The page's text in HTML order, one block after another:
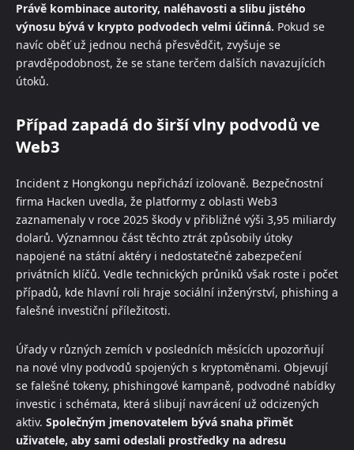
Právě kombinace autority, naléhavosti a slibu jistého
výnosu bývá v krypto podvodech velmi účinná. Pokud se
navíc oběť už jednou nechá přesvědčit, zvyšuje se
pravděpodobnost, že se stane terčem dalších navazujících
útoků.
Případ zapadá do širší vlny podvodů ve
Web3
Incident z Hongkongu nepřichází izolovaně. Bezpečnostní
firma Hacken uvedla, že platformy z oblasti Web3
zaznamenaly v roce 2025 škody v přibližné výši 3,95 miliardy
dolarů. Významnou část těchto ztrát způsobily útoky
napojené na státní aktéry i nedostatečné zabezpečení
privátních klíčů. Vedle technických průniků však roste i počet
případů, kde hlavní roli hraje sociální inženýrství, phishing a
falešné investiční příležitosti.
Úřady v různých zemích v posledních měsících upozorňují
na nové vlny podvodů spojených s kryptoměnami. Objevují
se falešné tokeny, phishingové kampaně, podvodné nabídky
investic i schémata, která slibují navrácení už odcizených
aktiv. Společným jmenovatelem bývá snaha přimět
uživatele, aby sami odeslali prostředky na adresu